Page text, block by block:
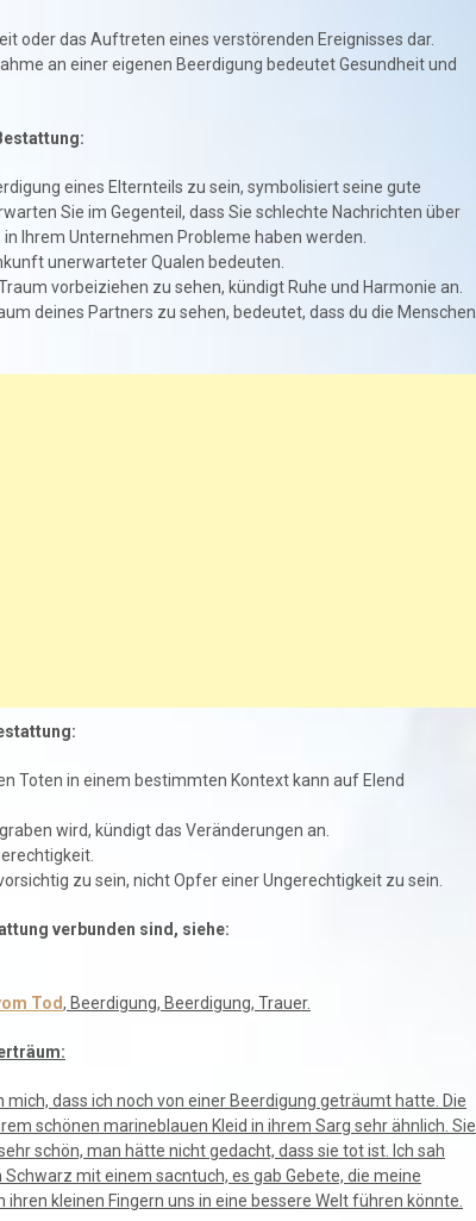
oder das Auftreten eines verstörenden Ereignisses dar.
an einer eigenen Beerdigung bedeutet Gesundheit und
eines Elternteils zu sein, symbolisiert seine gute
Sie im Gegenteil, dass Sie schlechte Nachrichten über
Ihrem Unternehmen Probleme haben werden.
unerwarteter Qualen bedeuten.
vorbeiziehen zu sehen, kündigt Ruhe und Harmonie an.
deines Partners zu sehen, bedeutet, dass du die Menschen
Toten in einem bestimmten Kontext kann auf Elend
wird, kündigt das Veränderungen an.
zu sein, nicht Opfer einer Ungerechtigkeit zu sein.
verbunden sind, siehe:
Tod, Beerdigung, Beerdigung, Trauer.
dass ich noch von einer Beerdigung geträumt hatte. Die
schönen marineblauen Kleid in ihrem Sarg sehr ähnlich. Sie
schön, man hätte nicht gedacht, dass sie tot ist. Ich sah
mit einem sacntuch, es gab Gebete, die meine
kleinen Fingern uns in eine bessere Welt führen könnte.